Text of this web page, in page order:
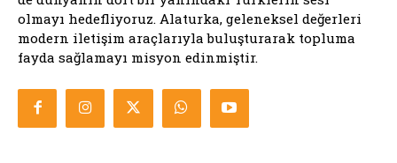
olmayı hedefliyoruz. Alaturka, geleneksel değerleri
modern iletişim araçlarıyla buluşturarak topluma
fayda sağlamayı misyon edinmiştir.